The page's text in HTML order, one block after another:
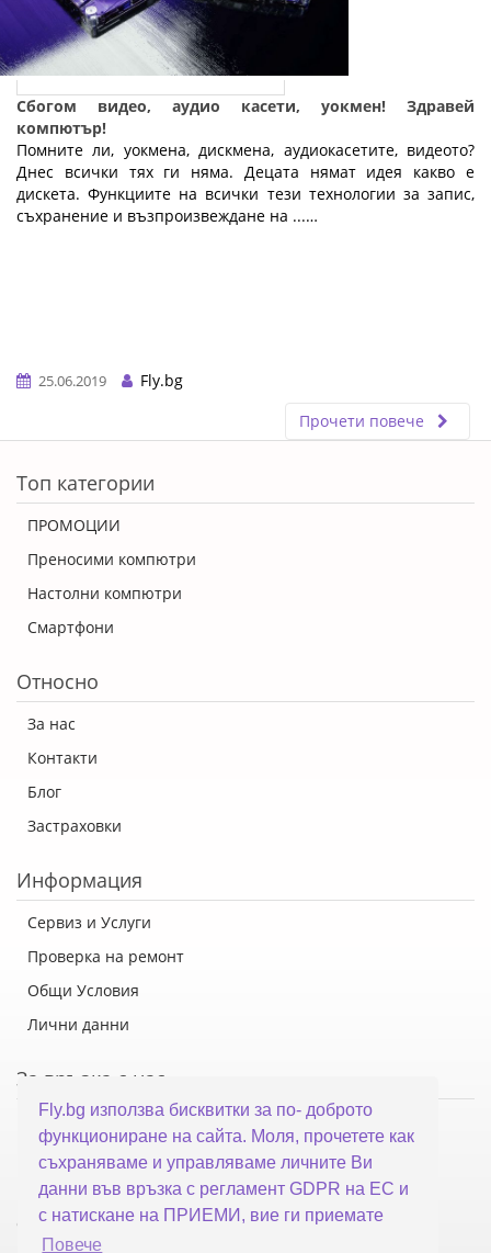
Fly.bg използва бисквитки за по- доброто
функциониране на сайта. Моля, прочетете как
съхраняваме и управляваме личните Ви
данни във връзка с регламент GDPR на ЕС и
с натискане на ПРИЕМИ, вие ги приемате
Повече
Сбогом видео, аудио касети, уокмен! Здравей
компютър!
Помните ли, уокмена, дискмена, аудиокасетите, видеото?
Днес всички тях ги няма. Децата нямат идея какво е
дискета. Функциите на всички тези технологии за запис,
съхранение и възпроизвеждане на ...…
25.06.2019
Fly.bg
Прочети повече
Топ категории
ПРОМОЦИИ
Преносими компютри
Настолни компютри
Смартфони
Относно
За нас
Контакти
Блог
Застраховки
Информация
Сервиз и Услуги
Проверка на ремонт
Общи Условия
Лични данни
За връзка с нас
Флай Систем ООД
гр. Варна, ул. Каймакчалан 10А
тел: 052 321 321
office@fly.bg